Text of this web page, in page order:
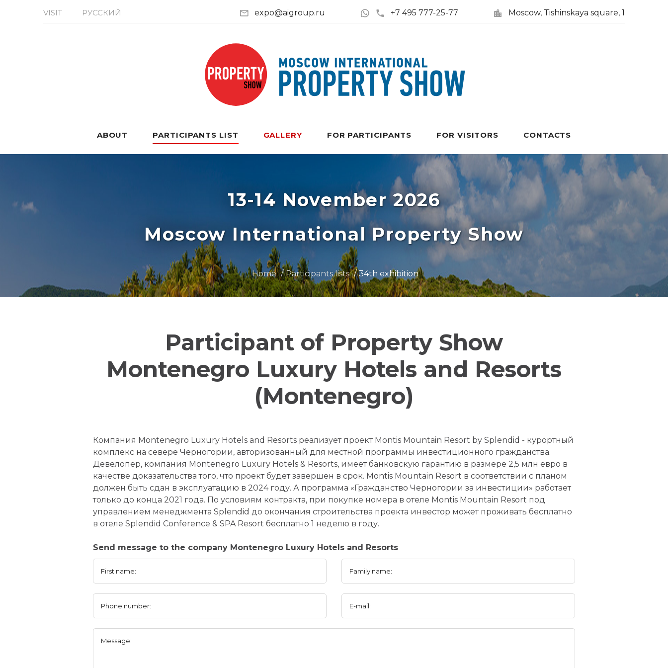
VISIT РУССКИЙ expo@aigroup.ru +7 495 777-25-77 Moscow, Tishinskaya square, 1
ABOUT PARTICIPANTS LIST GALLERY FOR PARTICIPANTS FOR VISITORS CONTACTS
13-14 November 2026
Moscow International Property Show
Home Participants lists 34th exhibition
Participant of Property Show
Montenegro Luxury Hotels and Resorts
(Montenegro)
Компания Montenegro Luxury Hotels and Resorts реализует проект Montis Mountain Resort by Splendid - курортный
комплекс на севере Черногории, авторизованный для местной программы инвестиционного гражданства.
Девелопер, компания Montenegro Luxury Hotels & Resorts, имеет банковскую гарантию в размере 2,5 млн евро в
качестве доказательства того, что проект будет завершен в срок. Montis Mountain Resort в соответствии с планом
должен быть сдан в эксплуатацию в 2024 году. А программа «Гражданство Черногории за инвестиции» работает
только до конца 2021 года. По условиям контракта, при покупке номера в отеле Montis Mountain Resort под
управлением менеджмента Splendid до окончания строительства проекта инвестор может проживать бесплатно
в отеле Splendid Conference & SPA Resort бесплатно 1 неделю в году.
Send message to the company Montenegro Luxury Hotels and Resorts
First name: Family name:
Phone number: E-mail:
Message: